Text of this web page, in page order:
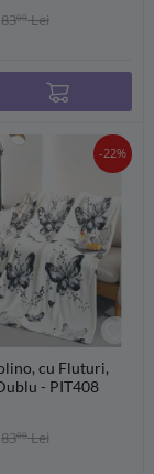
8300 Lei
-22%
cu Fluturi,
- PIT408
8300 Lei